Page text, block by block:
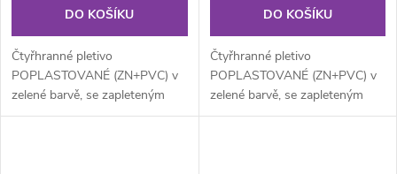
DO KOŠÍKU
Čtyřhranné pletivo
POPLASTOVANÉ (ZN+PVC) v
zelené barvě, se zapleteným
napínacím drátem. Výška 150
DO KOŠÍKU
Čtyřhranné pletivo
POPLASTOVANÉ (ZN+PVC) v
zelené barvě, se zapleteným
napínacím drátem. Výška 150